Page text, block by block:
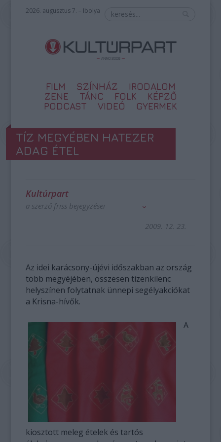
2026. augusztus 7. – Ibolya
FILM SZÍNHÁZ
IRODALOM
ZENE
TÁNC FOLK
KÉPZŐ
PODCAST
VIDEÓ GYERMEK
TÍZ MEGYÉBEN HATEZER
ADAG ÉTEL
Kultúrpart
a szerző friss bejegyzései
2009. 12. 23.
Az idei karácsony-újévi időszakban az ország
több megyéjében, összesen tizenkilenc
helyszínen folytatnak ünnepi segélyakciókat
a Krisna-hívők.
A
kiosztott meleg ételek és tartós